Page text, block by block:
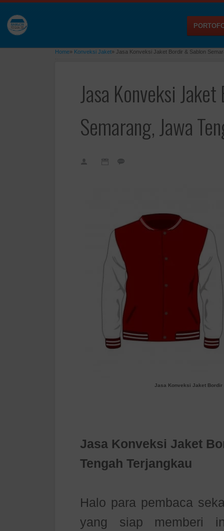
Home» Konveksi Jaket» Jasa Konveksi Jaket Bordir & Sablon
Jasa Konveksi
Semarang, Jawa
Jasa Konveksi Jaket Bordir
Jasa Konveksi Jaket
Tengah Terjangkau
Halo para pembaca
yang siap memberi